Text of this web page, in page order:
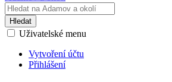
Hledat
Uživatelské menu
Vytvoření účtu
Přihlášení